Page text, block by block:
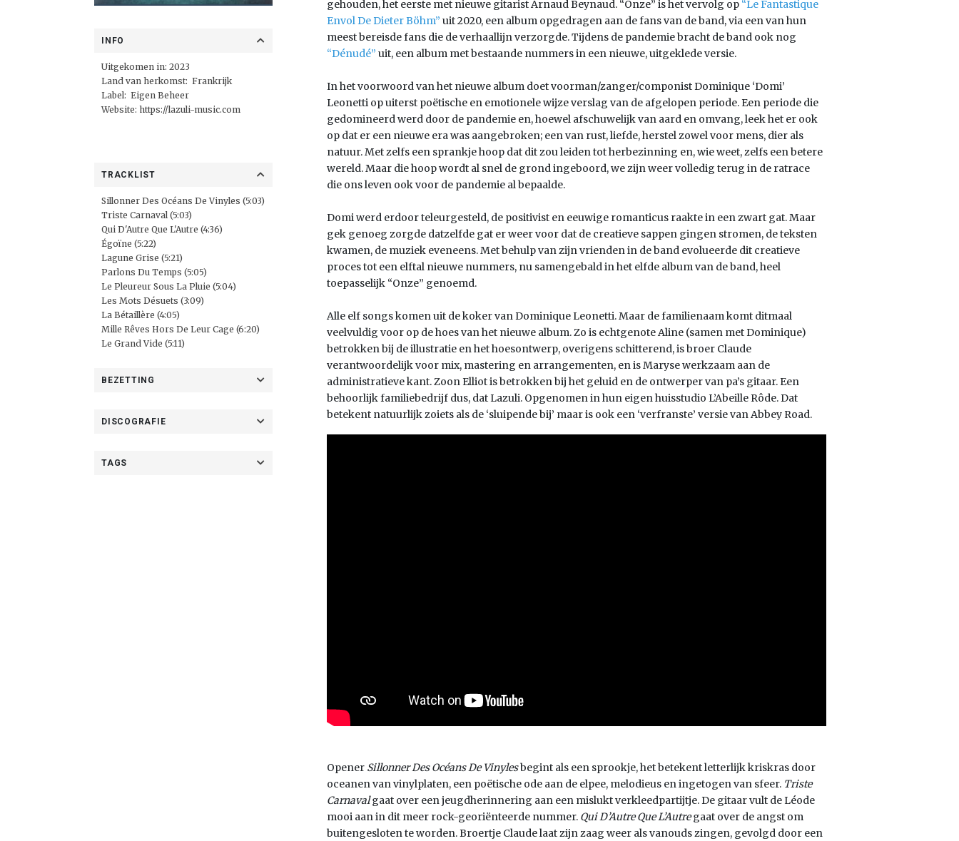
INFO
Uitgekomen in: 2023
Land van herkomst: Frankrijk
Label: Eigen Beheer
Website: https://lazuli-music.com
TRACKLIST
Sillonner Des Océans De Vinyles (5:03)
Triste Carnaval (5:03)
Qui D'Autre Que L'Autre (4:36)
Égoïne (5:22)
Lagune Grise (5:21)
Parlons Du Temps (5:05)
Le Pleureur Sous La Pluie (5:04)
Les Mots Désuets (3:09)
La Bétaillère (4:05)
Mille Rêves Hors De Leur Cage (6:20)
Le Grand Vide (5:11)
BEZETTING
DISCOGRAFIE
TAGS
gehouden, het eerste met nieuwe gitarist Arnaud Beynaud. “Onze” is het vervolg op “Le Fantastique
Envol De Dieter Böhm” uit 2020, een album opgedragen aan de fans van de band, via een van hun
meest bereisde fans die de verhaallijn verzorgde. Tijdens de pandemie bracht de band ook nog
“Dénudé” uit, een album met bestaande nummers in een nieuwe, uitgeklede versie.
In het voorwoord van het nieuwe album doet voorman/zanger/componist Dominique ‘Domi’
Leonetti op uiterst poëtische en emotionele wijze verslag van de afgelopen periode. Een periode die
gedomineerd werd door de pandemie en, hoewel afschuwelijk van aard en omvang, leek het er ook
op dat er een nieuwe era was aangebroken; een van rust, liefde, herstel zowel voor mens, dier als
natuur. Met zelfs een sprankje hoop dat dit zou leiden tot herbezinning en, wie weet, zelfs een betere
wereld. Maar die hoop wordt al snel de grond ingeboord, we zijn weer volledig terug in de ratrace
die ons leven ook voor de pandemie al bepaalde.
Domi werd erdoor teleurgesteld, de positivist en eeuwige romanticus raakte in een zwart gat. Maar
gek genoeg zorgde datzelfde gat er weer voor dat de creatieve sappen gingen stromen, de teksten
kwamen, de muziek eveneens. Met behulp van zijn vrienden in de band evolueerde dit creatieve
proces tot een elftal nieuwe nummers, nu samengebald in het elfde album van de band, heel
toepasselijk “Onze” genoemd.
Alle elf songs komen uit de koker van Dominique Leonetti. Maar de familienaam komt ditmaal
veelvuldig voor op de hoes van het nieuwe album. Zo is echtgenote Aline (samen met Dominique)
betrokken bij de illustratie en het hoesontwerp, overigens schitterend, is broer Claude
verantwoordelijk voor mix, mastering en arrangementen, en is Maryse werkzaam aan de
administratieve kant. Zoon Elliot is betrokken bij het geluid en de ontwerper van pa’s gitaar. Een
behoorlijk familiebedrijf dus, dat Lazuli. Opgenomen in hun eigen huisstudio L’Abeille Rôde. Dat
betekent natuurlijk zoiets als de ‘sluipende bij’ maar is ook een ‘verfranste’ versie van Abbey Road.
Opener Sillonner Des Océans De Vinylesbegint als een sprookje, het betekent letterlijk kriskras door
oceanen van vinylplaten, een poëtische ode aan de elpee, melodieus en ingetogen van sfeer. Triste
Carnavalgaat over een jeugdherinnering aan een mislukt verkleedpartijtje. De gitaar vult de Léode
mooi aan in dit meer rock-georiënteerde nummer. Qui D’Autre Que L’Autregaat over de angst om
buitengesloten te worden. Broertje Claude laat zijn zaag weer als vanouds zingen, gevolgd door een